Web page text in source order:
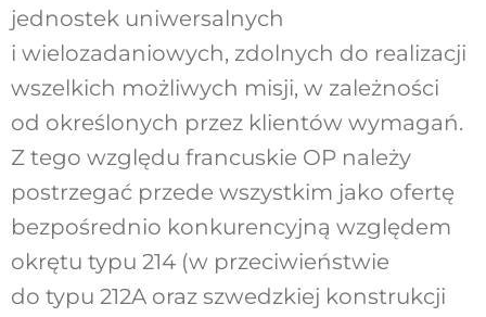
jednostek uniwersalnych
i wielozadaniowych, zdolnych do realizacji
wszelkich możliwych misji, w zależności
od określonych przez klientów wymagań.
Z tego względu francuskie OP należy
postrzegać przede wszystkim jako ofertę
bezpośrednio konkurencyjną względem
okrętu typu 214 (w przeciwieństwie
do typu 212A oraz szwedzkiej konstrukcji